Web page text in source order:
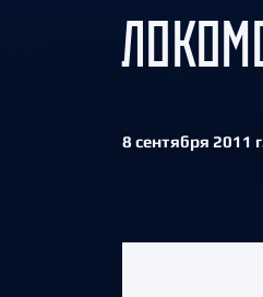
8 сентября 2011